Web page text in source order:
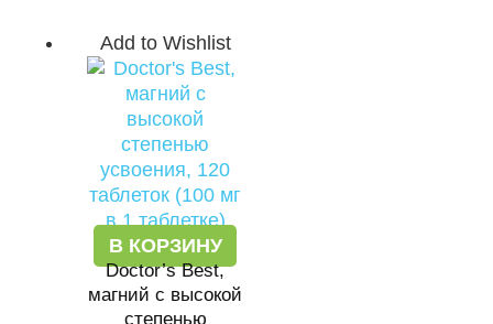
Add to Wishlist
В КОРЗИНУ
Doctor’s Best,
магний с высокой
степенью